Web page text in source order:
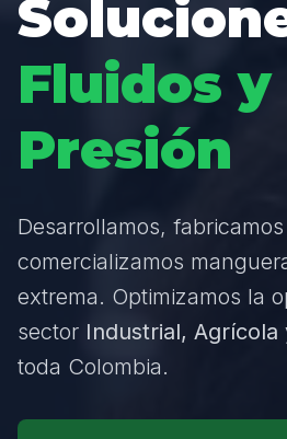
Fluidos y
Presión
Desarrollamos,
comercializamos
extrema. Optimizamos la
sector Industrial, Agrícola
toda Colombia.